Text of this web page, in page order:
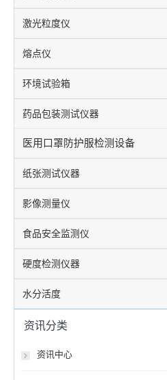
激光粒度仪
熔点仪
环境试验箱
药品包装测试仪器
医用口罩防护服检测设备
纸张测试仪器
影像测量仪
食品安全监测仪
硬度检测仪器
水分活度
资讯分类
资讯中心